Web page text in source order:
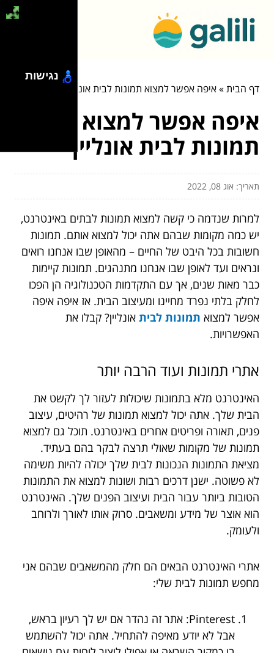
דף הבית»איפה אפשר למצוא תמונות לבית אונליין
איפה אפשר למצוא
תמונות לבית אונליין
תאריך: אוג 08, 2022
למרות שנדמה כי קשה למצוא תמונות לבתים באינטרנט,
יש כמה מקומות שבהם אתה יכול למצוא אותם. תמונות
חשובות בכל היבט של החיים – מהאופן שבו אנחנו רואים
ונראים ועד לאופן שבו אנחנו מתנהגים. תמונות קיימות
כבר מאות שנים, אך עם התקדמות הטכנולוגיה הן הפכו
לחלק בלתי נפרד מחיינו ומעיצוב הבית. אז איפה איפה
אפשר למצוא תמונות לבית אונליין? קבלו את
האפשרויות.
אתרי תמונות ועוד הרבה יותר
האינטרנט מלא בתמונות שיכולות לעזור לך לקשט את
הבית שלך. אתה יכול למצוא תמונות של רהיטים, עיצוב
פנים, תאורה ופריטים אחרים באינטרנט. תוכל גם למצוא
תמונות של מקומות שאולי תרצה לבקר בהם בעתיד.
מציאת התמונות הנכונות לבית שלך יכולה להיות משימה
לא פשוטה. ישנן דרכים רבות ושונות למצוא את התמונות
הטובות ביותר עבור הבית ועיצוב הפנים שלך. האינטרנט
הוא אוצר של מידע ומשאבים. סרוק אותו לאורך ולרוחב
ולעומק.
אתרי האינטרנט הבאים הם חלק מהמשאבים שבהם אני
מחפש תמונות לבית שלי:
Pinterest: אתר זה נהדר אם יש לך רעיון בראש,
אבל לא יודע מאיפה להתחיל. אתה יכול להשתמש
נגישות